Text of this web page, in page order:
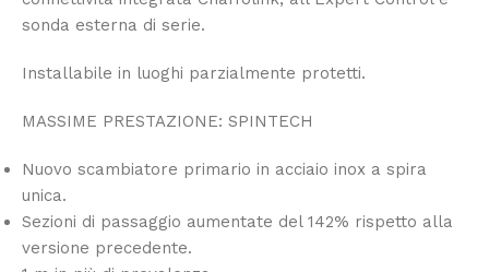
sonda esterna di serie.
Installabile in luoghi parzialmente protetti.
MASSIME PRESTAZIONE: SPINTECH
Nuovo scambiatore primario in acciaio inox a spira
unica.
Sezioni di passaggio aumentate del 142% rispetto alla
versione precedente.